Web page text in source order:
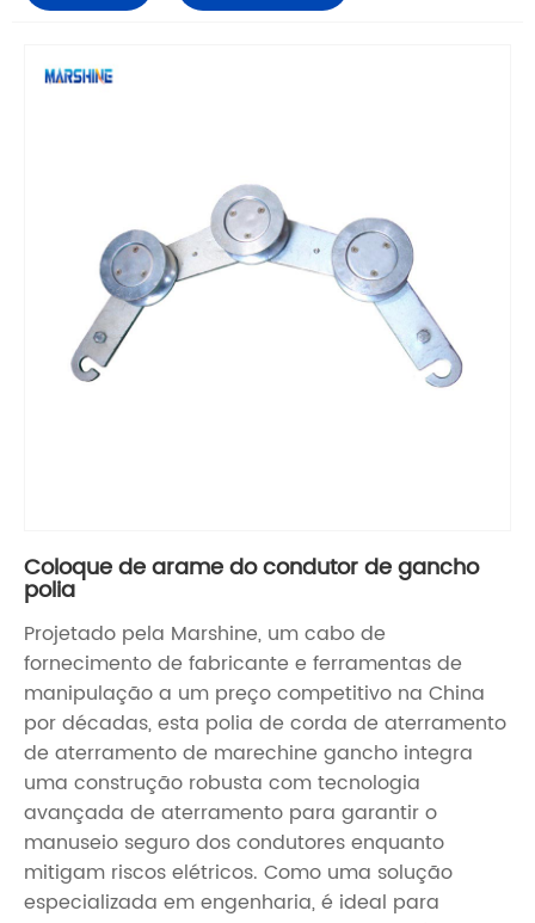
Coloque de arame do condutor de gancho
polia
Projetado pela Marshine, um cabo de
fornecimento de fabricante e ferramentas de
manipulação a um preço competitivo na China
por décadas, esta polia de corda de aterramento
de aterramento de marechine gancho integra
uma construção robusta com tecnologia
avançada de aterramento para garantir o
manuseio seguro dos condutores enquanto
mitigam riscos elétricos. Como uma solução
especializada em engenharia, é ideal para